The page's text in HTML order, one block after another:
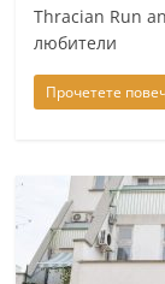
Thracian Run
любители
Прочетете